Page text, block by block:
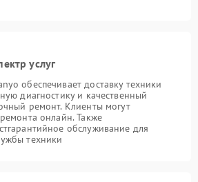
услуг
обеспечивает доставку техники
диагностику и качественный
ремонт. Клиенты могут
онлайн. Также
обслуживание для
техники